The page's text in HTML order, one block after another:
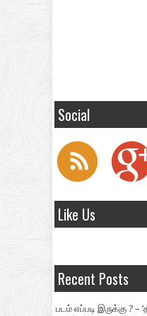
Social
Like Us
Recent Posts
படம் எப்படி இருக்கு ?